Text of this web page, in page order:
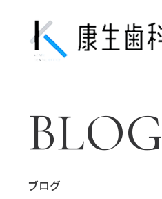
BLOG
ブログ